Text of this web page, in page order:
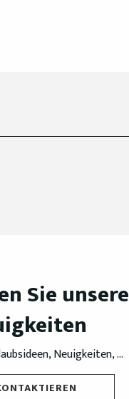
Sie unsere
Neuigkeiten, ...